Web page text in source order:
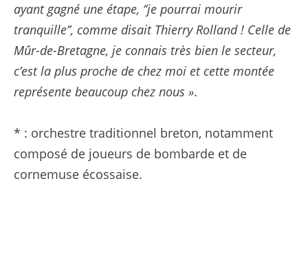
ayant gagné une étape, ‘’je pourrai mourir
tranquille’’, comme disait Thierry Rolland ! Celle de
Mûr-de-Bretagne, je connais très bien le secteur,
c’est la plus proche de chez moi et cette montée
représente beaucoup chez nous ».
* : orchestre traditionnel breton, notamment
composé de joueurs de bombarde et de
cornemuse écossaise.